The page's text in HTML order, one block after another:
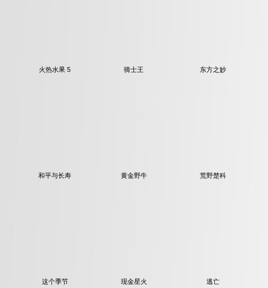
火热水果 5 骑士王 东方之妙
和平与长寿 黄金野牛 荒野楚科
这个季节 现金星火 逃亡